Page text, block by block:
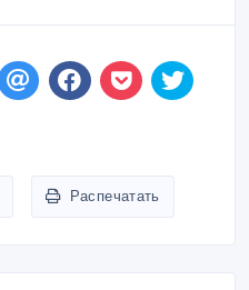
Распечатать